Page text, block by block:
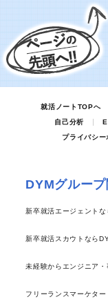
就活ノートTOPへ
自己分析
プライバシー
DYMグルー
新卒就活エージェント
新卒就活スカウトなら
未経験からエンジニア
フリーランスマーケタ